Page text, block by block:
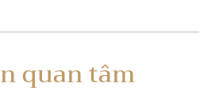
quan tâm